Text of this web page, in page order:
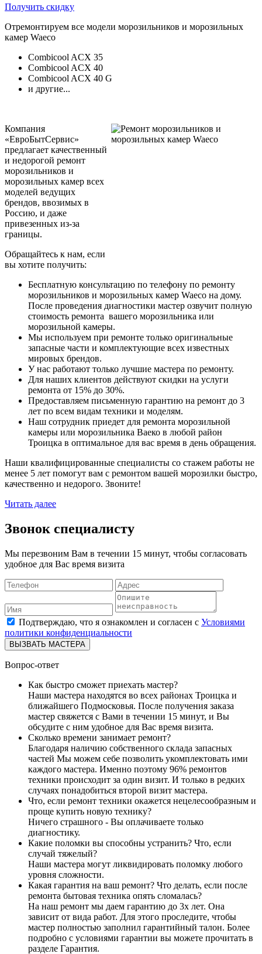
Получить скидку
Отремонтируем все модели морозильников и морозильных
камер Waeco
Combicool ACX 35
Combicool ACX 40
Combicool ACX 40 G
и другие...
Компания
«ЕвроБытСервис»
предлагает качественный
и недорогой ремонт
морозильников и
морозильных камер всех
моделей ведущих
брендов, ввозимых в
Россию, и даже
привезенных из-за
границы.
Обращайтесь к нам, если
вы хотите получить:
Бесплатную консультацию по телефону по ремонту
морозильников и морозильных камер Waeco на дому.
После проведения диагностики мастер озвучит полную
стоимость ремонта вашего морозильника или
морозильной камеры.
Мы используем при ремонте только оригинальные
запасные части и комплектующие всех известных
мировых брендов.
У нас работают только лучшие мастера по ремонту.
Для наших клиентов действуют скидки на услуги
ремонта от 15% до 30%.
Предоставляем письменную гарантию на ремонт до 3
лет по всем видам техники и моделям.
Наш сотрудник приедет для ремонта морозильной
камеры или морозильника Ваеко в любой район
Троицка в оптимальное для вас время в день обращения.
Наши квалифицированные специалисты со стажем работы не
менее 5 лет помогут вам с ремонтом вашей морозилки быстро,
качественно и недорого. Звоните!
Читать далее
Звонок специалисту
Мы перезвоним Вам в течении 15 минут, чтобы согласовать
удобное для Вас время визита
Подтверждаю, что я ознакомлен и согласен с Условиями
политики конфиденциальности
ВЫЗВАТЬ МАСТЕРА
Вопрос-ответ
Как быстро сможет приехать мастер?
Наши мастера находятся во всех районах Троицка и
ближайшего Подмосковья. После получения заказа
мастер свяжется с Вами в течении 15 минут, и Вы
обсудите с ним удобное для Вас время визита.
Сколько времени занимает ремонт?
Благодаря наличию собственного склада запасных
частей Мы можем себе позволить укомплектовать ими
каждого мастера. Именно поэтому 96% ремонтов
техники происходит за один визит. И только в редких
случаях понадобиться второй визит мастера.
Что, если ремонт техники окажется нецелесообразным и
проще купить новую технику?
Ничего страшного - Вы оплачиваете только
диагностику.
Какие поломки вы способны устранить? Что, если
случай тяжелый?
Наши мастера могут ликвидировать поломку любого
уровня сложности.
Какая гарантия на ваш ремонт? Что делать, если после
ремонта бытовая техника опять сломалась?
На наш ремонт мы даем гарантию до 3х лет. Она
зависит от вида работ. Для этого проследите, чтобы
мастер полностью заполнил гарантийный талон. Более
подробно с условиями гарантии вы можете прочитать в
разделе Гарантия.